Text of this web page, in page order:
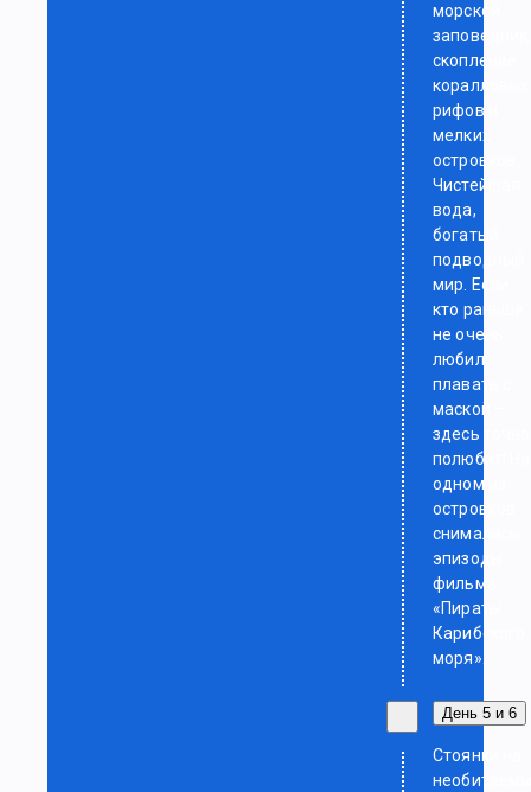
морской
заповедник,
скопление
коралловых
рифов и
мелких
островков.
Чистейшая
вода,
богатый
подводный
мир. Если
кто раньше
не очень
любил
плавать с
маской —
здесь точно
полюбит! На
одном из
островков
снимались
эпизоды
фильма
«Пираты
Карибского
моря».
День 5 и 6
Стоянки на